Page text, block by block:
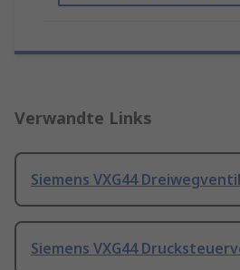
Verwandte Links
Siemens VXG44
Siemens VXG44